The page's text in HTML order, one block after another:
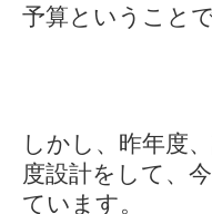
予算ということ
しかし、昨年度
度設計をして、
ています。